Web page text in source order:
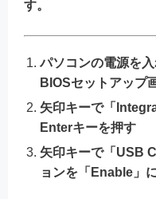
す。
パソコンの電源を
BIOSセットアップ
矢印キーで「
Enterキーを押す
矢印キーで「USB
ョンを「Enable」